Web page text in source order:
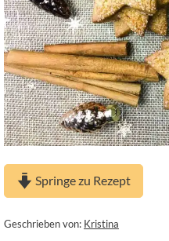
Springe zu Rezept
Geschrieben von: Kristina